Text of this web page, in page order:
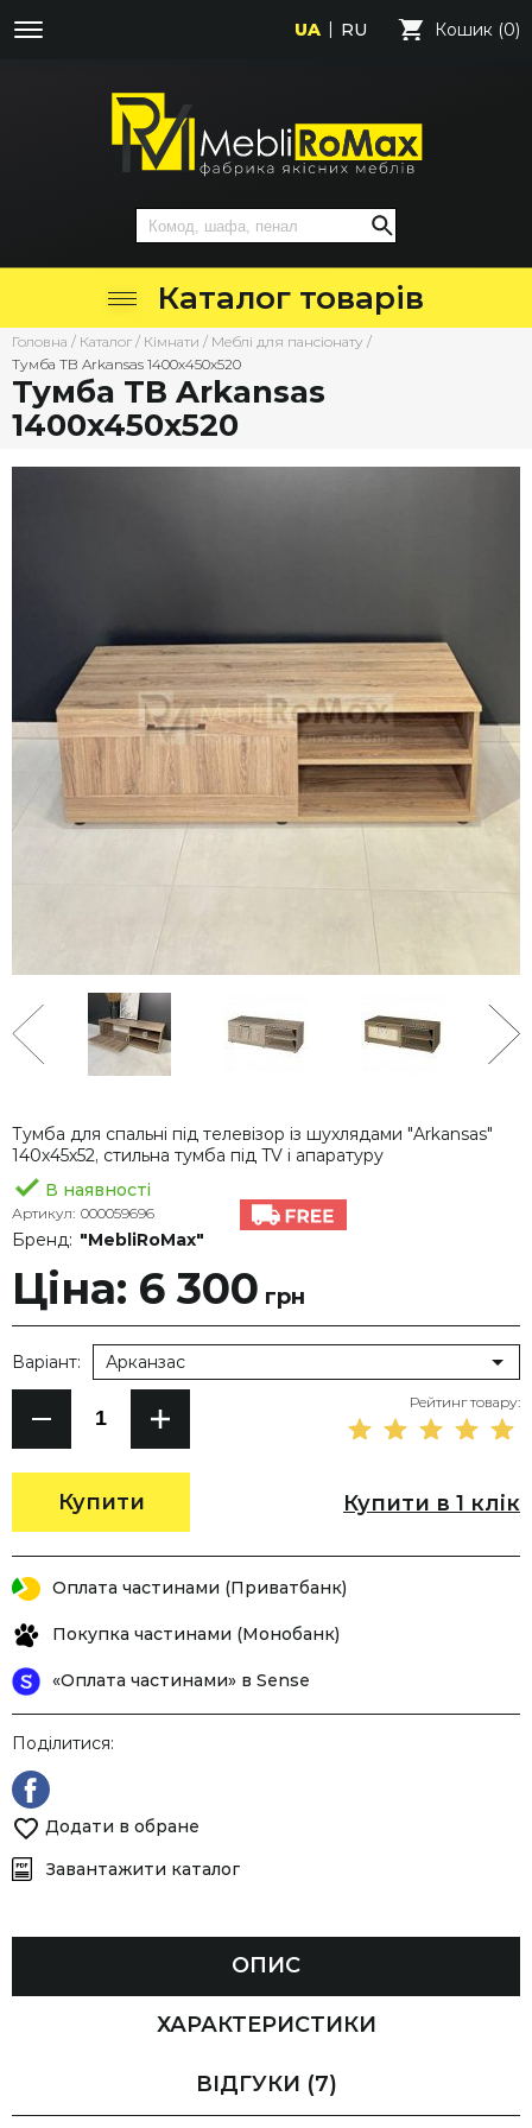
UA RU Кошик (0)
Каталог товарів
Головна / Каталог / Кімнати / Меблі для пансіонату /
Тумба ТВ Arkansas 1400х450х520
Тумба ТВ Arkansas
1400х450х520
Тумба для спальні під телевізор із шухлядами "Arkansas"
140х45х52, стильна тумба під TV і апаратуру
В наявності
Артикул: 000059696
Бренд: "MebliRoMax"
Ціна: 6 300 грн
Купити
Варіант: Арканзас
Рейтинг товару:
Купити в 1 клік
Оплата частинами (Приватбанк)
Покупка частинами (Монобанк)
«Оплата частинами» в Sense
Поділитися:
Додати в обране
Завантажити каталог
ОПИС
ХАРАКТЕРИСТИКИ
ВІДГУКИ (7)